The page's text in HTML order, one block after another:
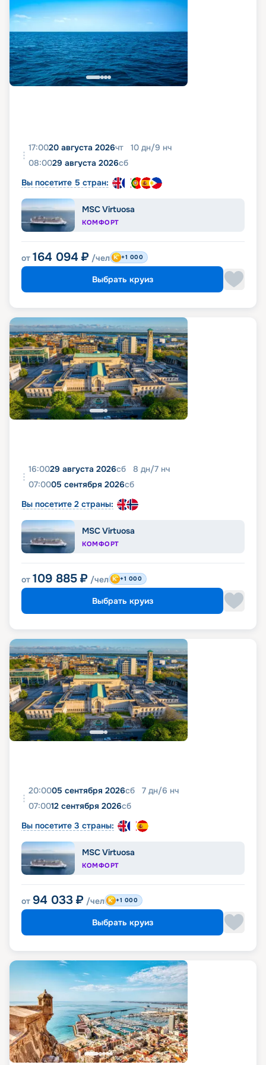
17:0020 августа 2026чт 10 дн/9 нч
08:0029 августа 2026сб
Вы посетите 5 стран:
MSC Virtuosa
КОМФОРТ
от 164 094 ₽ /чел +1 000
Выбрать круиз
16:0029 августа 2026сб 8 дн/7 нч
07:0005 сентября 2026сб
Вы посетите 2 страны:
MSC Virtuosa
КОМФОРТ
от 109 885 ₽ /чел +1 000
Выбрать круиз
20:0005 сентября 2026сб 7 дн/6 нч
07:0012 сентября 2026сб
Вы посетите 3 страны:
MSC Virtuosa
КОМФОРТ
от 94 033 ₽ /чел +1 000
Выбрать круиз